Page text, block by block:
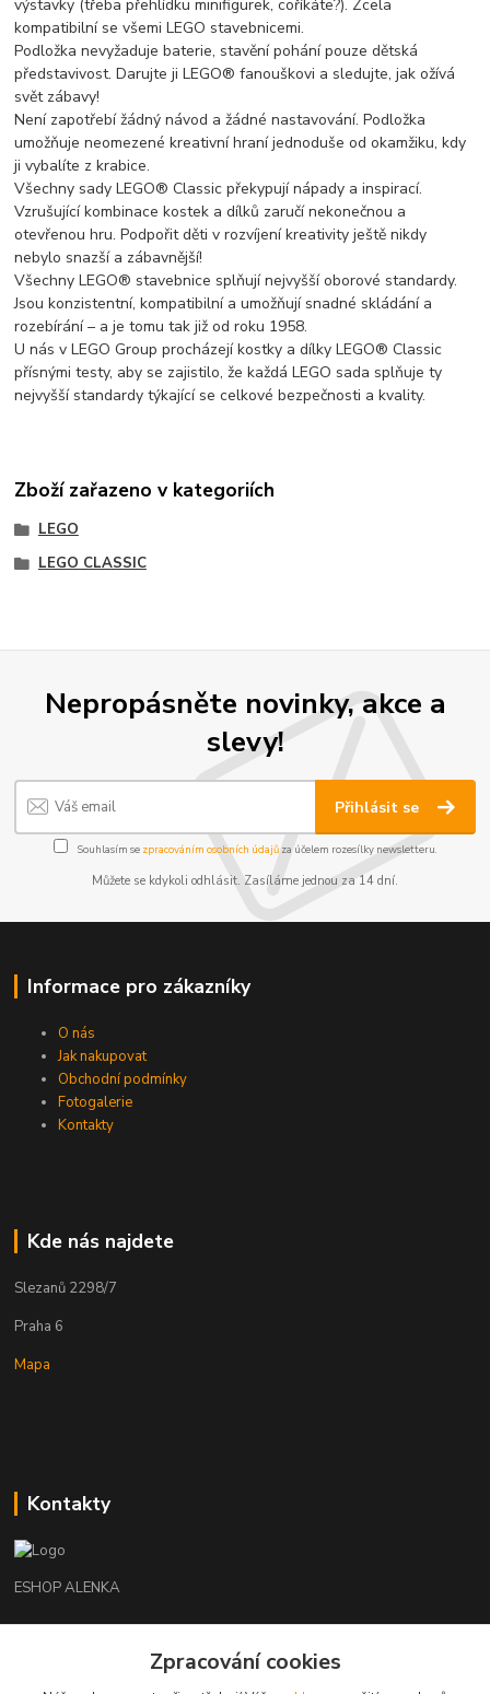
výstavky (třeba přehlídku minifigurek, coříkáte?). Zcela
kompatibilní se všemi LEGO stavebnicemi.
Podložka nevyžaduje baterie, stavění pohání pouze dětská
představivost. Darujte ji LEGO® fanouškovi a sledujte, jak ožívá
svět zábavy!
Není zapotřebí žádný návod a žádné nastavování. Podložka
umožňuje neomezené kreativní hraní jednoduše od okamžiku, kdy
ji vybalíte z krabice.
Všechny sady LEGO® Classic překypují nápady a inspirací.
Vzrušující kombinace kostek a dílků zaručí nekonečnou a
otevřenou hru. Podpořit děti v rozvíjení kreativity ještě nikdy
nebylo snazší a zábavnější!
Všechny LEGO® stavebnice splňují nejvyšší oborové standardy.
Jsou konzistentní, kompatibilní a umožňují snadné skládání a
rozebírání – a je tomu tak již od roku 1958.
U nás v LEGO Group procházejí kostky a dílky LEGO® Classic
přísnými testy, aby se zajistilo, že každá LEGO sada splňuje ty
nejvyšší standardy týkající se celkové bezpečnosti a kvality.
Zboží zařazeno v kategoriích
LEGO
LEGO CLASSIC
Nepropásněte novinky, akce a
slevy!
Přihlásit se
Souhlasím se zpracováním osobních údajůza účelem rozesílky newsletteru.
Můžete se kdykoli odhlásit. Zasíláme jednou za 14 dní.
Informace pro zákazníky
O nás
Jak nakupovat
Obchodní podmínky
Fotogalerie
Kontakty
Kde nás najdete
Slezanů 2298/7
Praha 6
Mapa
Kontakty
ESHOP ALENKA
+420602541312Zpracování cookies